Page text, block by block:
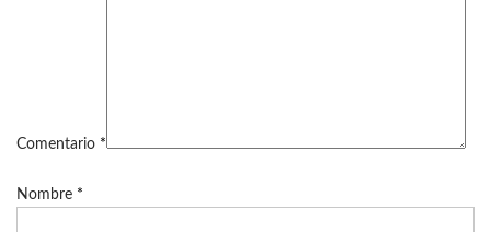
Comentario *
Nombre *